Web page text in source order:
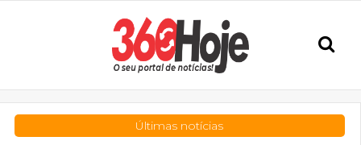
Últimas notícias